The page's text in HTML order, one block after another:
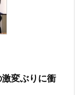
変ぶりに衝